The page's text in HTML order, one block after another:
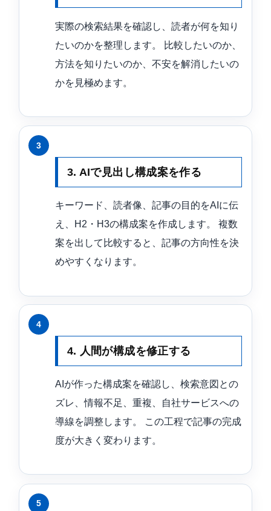
実際の検索結果を確認し、読者が何を知り
たいのかを整理します。 比較したいのか、
方法を知りたいのか、不安を解消したいの
かを見極めます。
3. AIで見出し構成案を作る
キーワード、読者像、記事の目的をAIに伝
え、H2・H3の構成案を作成します。 複数
案を出して比較すると、記事の方向性を決
めやすくなります。
4. 人間が構成を修正する
AIが作った構成案を確認し、検索意図との
ズレ、情報不足、重複、自社サービスへの
導線を調整します。 この工程で記事の完成
度が大きく変わります。